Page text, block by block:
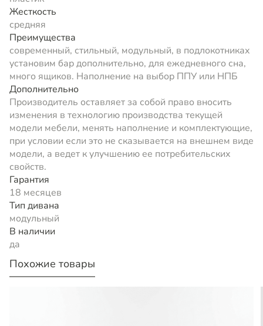
Жесткость
средняя
Преимущества
современный, стильный, модульный, в подлокотниках
установим бар дополнительно, для ежедневного сна,
много ящиков. Наполнение на выбор ППУ или НПБ
Дополнительно
Производитель оставляет за собой право вносить
изменения в технологию производства текущей
модели мебели, менять наполнение и комплектующие,
при условии если это не сказывается на внешнем виде
модели, а ведет к улучшению ее потребительских
свойств.
Гарантия
18 месяцев
Тип дивана
модульный
В наличии
да
Похожие товары